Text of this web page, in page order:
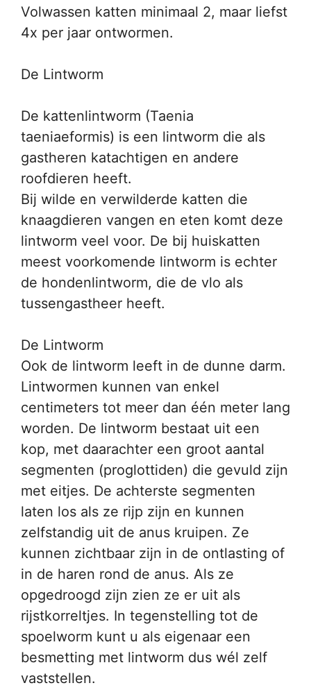
Volwassen katten minimaal 2, maar liefst
4x per jaar ontwormen.
De Lintworm
De kattenlintworm (Taenia
taeniaeformis) is een lintworm die als
gastheren katachtigen en andere
roofdieren heeft.
Bij wilde en verwilderde katten die
knaagdieren vangen en eten komt deze
lintworm veel voor. De bij huiskatten
meest voorkomende lintworm is echter
de hondenlintworm, die de vlo als
tussengastheer heeft.
De Lintworm
Ook de lintworm leeft in de dunne darm.
Lintwormen kunnen van enkel
centimeters tot meer dan één meter lang
worden. De lintworm bestaat uit een
kop, met daarachter een groot aantal
segmenten (proglottiden) die gevuld zijn
met eitjes. De achterste segmenten
laten los als ze rijp zijn en kunnen
zelfstandig uit de anus kruipen. Ze
kunnen zichtbaar zijn in de ontlasting of
in de haren rond de anus. Als ze
opgedroogd zijn zien ze er uit als
rijstkorreltjes. In tegenstelling tot de
spoelworm kunt u als eigenaar een
besmetting met lintworm dus wél zelf
vaststellen.